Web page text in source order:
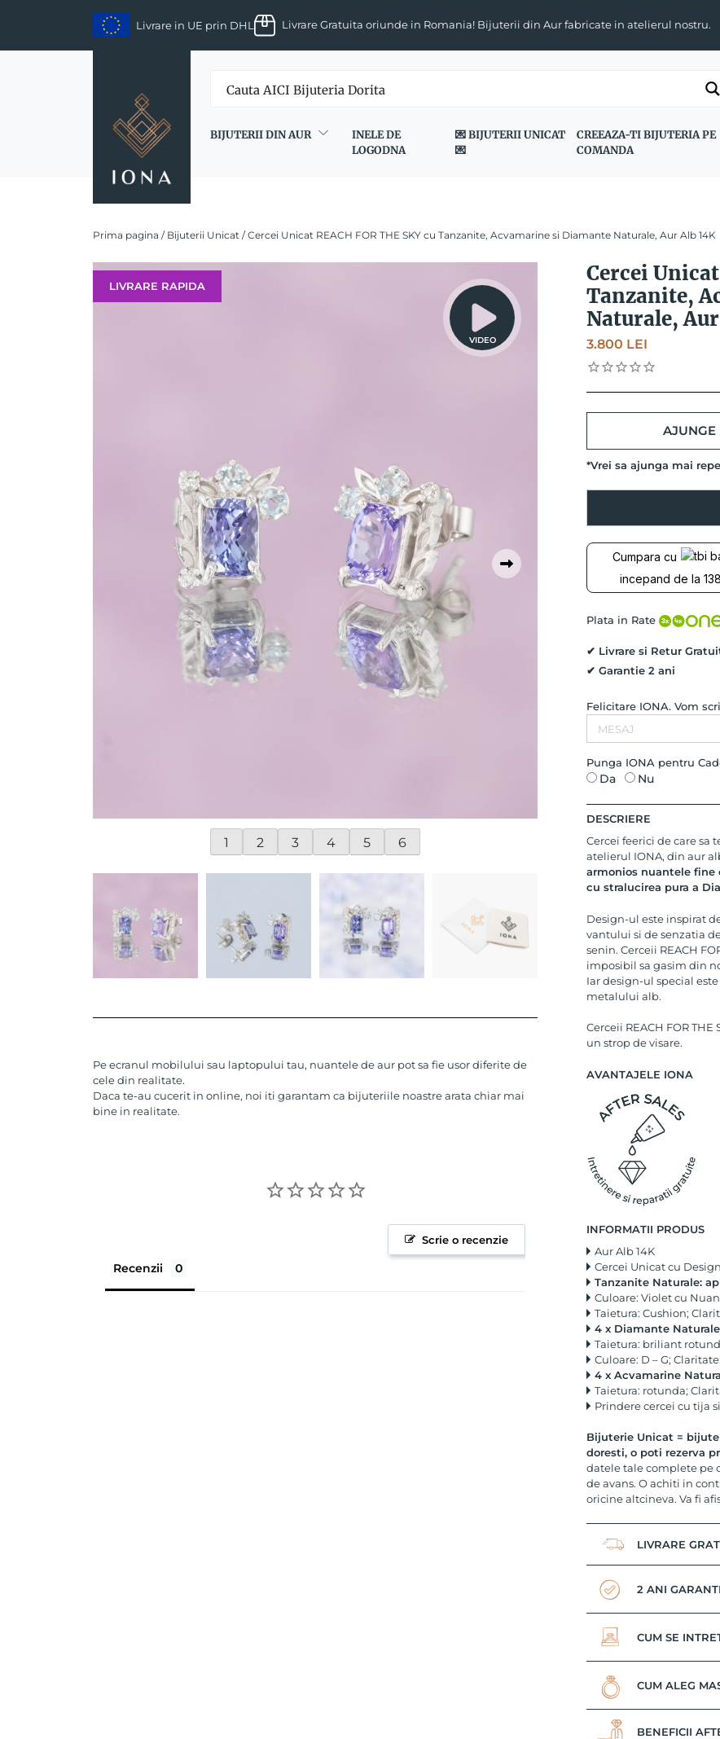
content
Livrare in UE prin DHL Livrare Gratuita oriunde in Romania! Bijuterii din Aur fabricate in atelierul nostru.
BIJUTERII DIN AUR
INELE DE
LOGODNA
💌 BIJUTERII UNICAT
💌
CREEAZA-TI BIJUTERIA PE
COMANDA
Prima pagina / Bijuterii Unicat / Cercei Unicat REACH FOR THE SKY cu Tanzanite, Acvamarine si Diamante Naturale, Aur Alb 14K
LIVRARE RAPIDA
1 2 3 4 5 6
VIDEO
Pe ecranul mobilului sau laptopului tau, nuantele de aur pot sa fie usor diferite de
cele din realitate.
Daca te-au cucerit in online, noi iti garantam ca bijuteriile noastre arata chiar mai
bine in realitate.
Scrie o recenzie
Recenzii
Cercei Unicat
Tanzanite,
Naturale,
3.800 LEI
AJUNGE
*Vrei sa ajunga mai
Unicat
REACH
cu
Acvamarine
si
Naturale,
Aur
Alb
Cumpara cu
incepand de la
Plata in Rate
✔ Livrare si Retur
✔ Garantie 2 ani
Felicitare IONA. Vom
Punga IONA pentru
Da Nu
DESCRIERE
Cercei feerici de care sa
atelierul IONA, din aur
armonios nuantele fine
cu stralucirea pura a
Design-ul este inspirat
vantului si de senzatia
senin. Cerceii REACH
imposibil sa gasim din
Iar design-ul special
metalului alb.
Cerceii REACH FOR
un strop de visare.
AVANTAJELE IONA
INFORMATII PRODUS
Aur Alb 14K
Cercei Unicat cu
Tanzanite Naturale:
Culoare: Violet cu
Taietura: Cushion;
4 x Diamante
Taietura: briliant rotund
Culoare: D – G;
4 x Acvamarine
Taietura: rotunda;
Prindere cercei cu tija
Bijuterie Unicat =
doresti, o poti rezerva
datele tale complete pe
de avans. O achiti in
oricine altcineva. Va fi
LIVRARE
2 ANI
CUM SE
CUM ALEG
BENEFICII